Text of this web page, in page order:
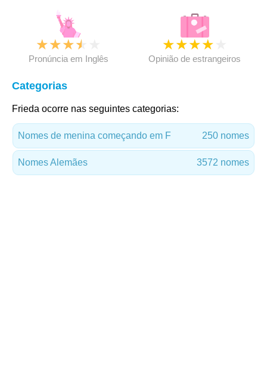
★★★★
Pronúncia em Inglês
★★★★
Opinião de estrangeiros
Categorias
Frieda ocorre nas seguintes categorias:
Nomes de menina começando em F 250 nomes
Nomes Alemães 3572 nomes